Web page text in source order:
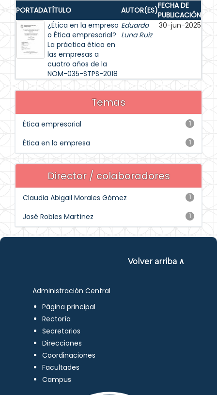
PORTADATÍTULO AUTOR(ES)FECHA DE
PUBLICACIÓN
¿Ética en la empresa
o Ética empresarial?
La práctica ética en
las empresas a
cuatro años de la
NOM-035-STPS-2018
Eduardo
Luna Ruiz
30-jun-2025
Temas
1
Ética empresarial
1
Ética en la empresa
Director / colaboradores
1
Claudia Abigail Morales Gómez
1
José Robles Martínez
Volver arriba ∧
Administración Central
Página principal
Rectoría
Secretarios
Direcciones
Coordinaciones
Facultades
Campus